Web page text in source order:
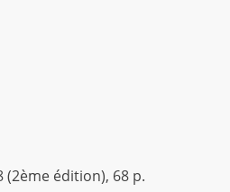
(2ème édition), 68 p.